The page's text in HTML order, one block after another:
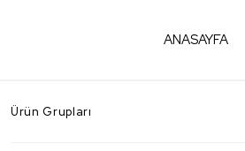
ANASAYFA
Ürün Grupları